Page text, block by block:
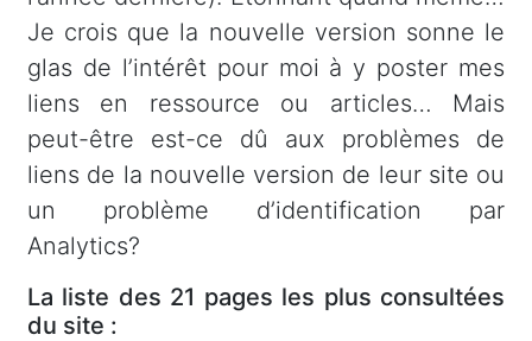
Je crois que la nouvelle version sonne le
glas de l’intérêt pour moi à y poster mes
liens en ressource ou articles… Mais
peut-être est-ce dû aux problèmes de
liens de la nouvelle version de leur site ou
un problème d’identification par
Analytics?
La liste des 21 pages les plus consultées
du site :